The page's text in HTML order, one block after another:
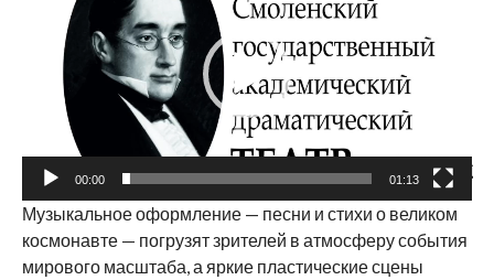
00:00 01:13
Музыкальное оформление — песни и стихи о великом
космонавте — погрузят зрителей в атмосферу события
мирового масштаба, а яркие пластические сцены